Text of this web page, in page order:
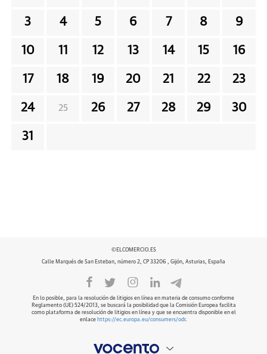
3 4 5 6 7 8 9
10 11 12 13 14 15 16
17 18 19 20 21 22 23
24 25 26 27 28 29 30
31
©ELCOMERCIO.ES
Calle Marqués de San Esteban, número 2, CP 33206 , Gijón, Asturias, España
En lo posible, para la resolución de litigios en línea en materia de consumo conforme
Reglamento (UE) 524/2013, se buscará la posibilidad que la Comisión Europea facilita
como plataforma de resolución de litigios en línea y que se encuentra disponible en el
enlace https://ec.europa.eu/consumers/odr.